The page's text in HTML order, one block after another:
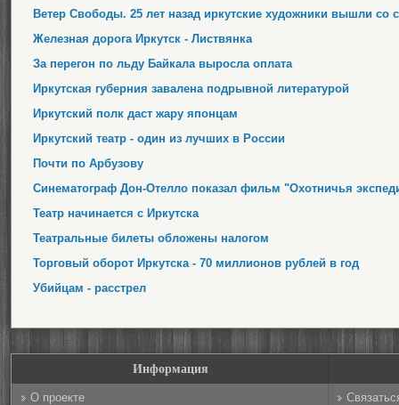
Ветер Свободы. 25 лет назад иркутские художники вышли со
Железная дорога Иркутск - Листвянка
За перегон по льду Байкала выросла оплата
Иркутская губерния завалена подрывной литературой
Иркутский полк даст жару японцам
Иркутский театр - один из лучших в России
Почти по Арбузову
Синематограф Дон-Отелло показал фильм "Охотничья
Театр начинается с Иркутска
Театральные билеты обложены налогом
Торговый оборот Иркутска - 70 миллионов рублей в год
Убийцам - расстрел
Информация
О проекте